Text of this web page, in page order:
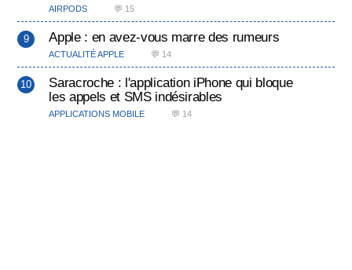
AIRPODS 💬 15
Apple : en avez-vous marre des rumeurs
ACTUALITÉ APPLE 💬 14
Saracroche : l'application iPhone qui bloque
les appels et SMS indésirables
APPLICATIONS MOBILE 💬 14